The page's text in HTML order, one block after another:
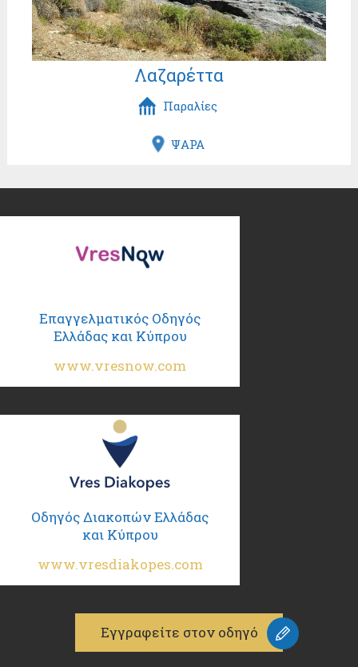
Λαζαρέττα
Παραλίες
ΨΑΡΑ
Επαγγελματικός Οδηγός
Ελλάδας και Κύπρου
www.vresnow.com
Οδηγός Διακοπών Ελλάδας
και Κύπρου
www.vresdiakopes.com
Εγγραφείτε στον οδηγό